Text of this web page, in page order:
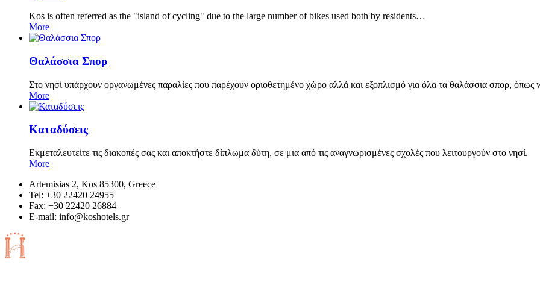
Kos is often referred as the "island of cycling" due to the large number of bikes used both by residents…
More
Θαλάσσια Σπορ
Στο νησί υπάρχουν οργανωμένες παραλίες που παρέχουν οριοθετημένο χώρο αλλά και εξοπλισμό για όλα τα θαλάσσια σπορ,
More
Καταδύσεις
Εκμεταλευτείτε τις διακοπές σας και αποκτήστε δίπλωμα δύτη, σε μια από τις αναγνωρισμένες σχολές που λειτουργούν στο νησί.
More
Artemisias 2, Kos 85300, Greece
Tel: +30 22420 24955
Fax: +30 22420 26884
Ε-mail: info@koshotels.gr